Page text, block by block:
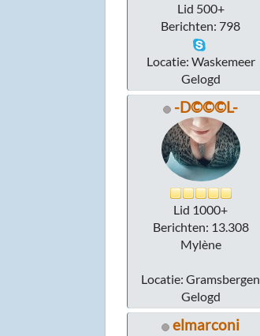
Lid 500+
Berichten: 798
Locatie: Waskemeer
Gelogd
-D©©©L-
Lid 1000+
Berichten: 13.308
Mylène
Locatie: Gramsbergen
Gelogd
elmarconi